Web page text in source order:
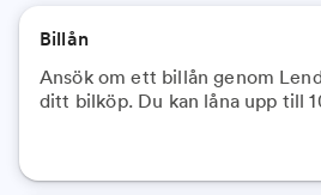
Billån
Ansök om ett billån genom
ditt bilköp. Du kan låna upp till